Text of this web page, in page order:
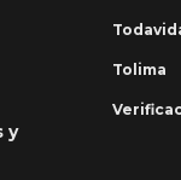
y
Tolima